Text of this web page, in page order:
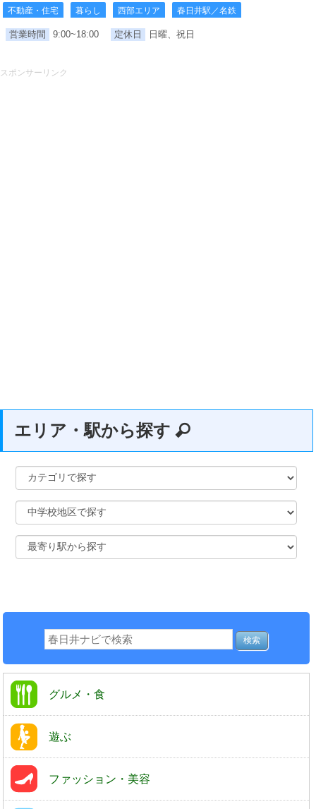
不動産・住宅 暮らし 西部エリア 春日井駅／名鉄
営業時間 9:00~18:00 定休日 日曜、祝日
スポンサーリンク
エリア・駅から探す
グルメ・食
遊ぶ
ファッション・美容